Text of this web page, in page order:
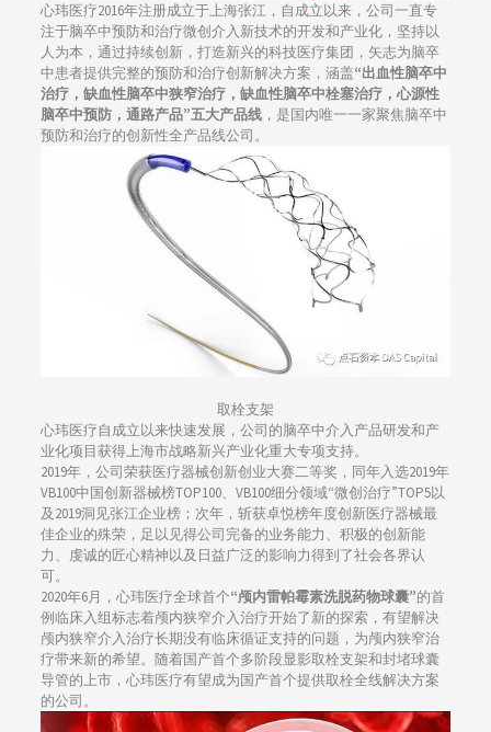
心玮医疗2016年注册成立于上海张江，自成立以来，公司一直专
注于脑卒中预防和治疗微创介入新技术的开发和产业化，坚持以
人为本，通过持续创新，打造新兴的科技医疗集团，矢志为脑卒
中患者提供完整的预防和治疗创新解决方案，涵盖“出血性脑卒中
治疗，缺血性脑卒中狭窄治疗，缺血性脑卒中栓塞治疗，心源性
脑卒中预防，通路产品”五大产品线，是国内唯一一家聚焦脑卒中
预防和治疗的创新性全产品线公司。
取栓支架
心玮医疗自成立以来快速发展，公司的脑卒中介入产品研发和产
业化项目获得上海市战略新兴产业化重大专项支持。
2019年，公司荣获医疗器械创新创业大赛二等奖，同年入选2019年
VB100中国创新器械榜TOP100、VB100细分领域“微创治疗”TOP5以
及2019洞见张江企业榜；次年，斩获卓悦榜年度创新医疗器械最
佳企业的殊荣，足以见得公司完备的业务能力、积极的创新能
力、虔诚的匠心精神以及日益广泛的影响力得到了社会各界认
可。
2020年6月，心玮医疗全球首个“颅内雷帕霉素洗脱药物球囊”的首
例临床入组标志着颅内狭窄介入治疗开始了新的探索，有望解决
颅内狭窄介入治疗长期没有临床循证支持的问题，为颅内狭窄治
疗带来新的希望。随着国产首个多阶段显影取栓支架和封堵球囊
导管的上市，心玮医疗有望成为国产首个提供取栓全线解决方案
的公司。